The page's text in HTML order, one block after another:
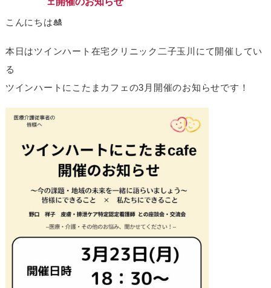
こんにちは🎎
本日はツインハート在宅クリニック二子玉川にて開催してい
る
ツインハートにこたまカフェの3月開催のお知らせです！